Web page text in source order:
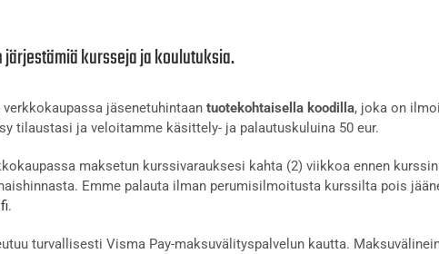
järjestämiä kursseja ja koulutuksia.
jäsenetuhintaan tuotekohtaisella koodilla, joka on
tilaustasi ja veloitamme käsittely- ja palautuskuluina 50 eur.
maksetun kurssivarauksesi kahta (2) viikkoa ennen
Emme palauta ilman perumisilmoitusta kurssilta pois
.
turvallisesti Visma Pay-maksuvälityspalvelun kautta.